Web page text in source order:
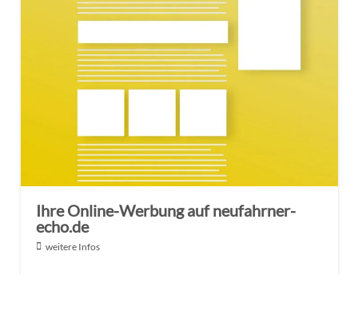
Ihre Online-Werbung auf neufahrner-
echo.de
weitere Infos